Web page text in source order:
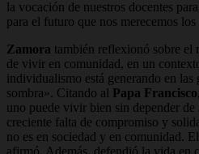
la vocación de nuestros docentes
para el futuro que nos merecemos los
Zamora también reflexionó sobre el
de vivir en comunidad, en un
individualismo está generando en las
sombra». Citando al Papa Francisco
uno puede vivir bien sin depender de
creciente falta de compromiso y
no es en sociedad y en comunidad.
afirmó. Además, defendió la vida en